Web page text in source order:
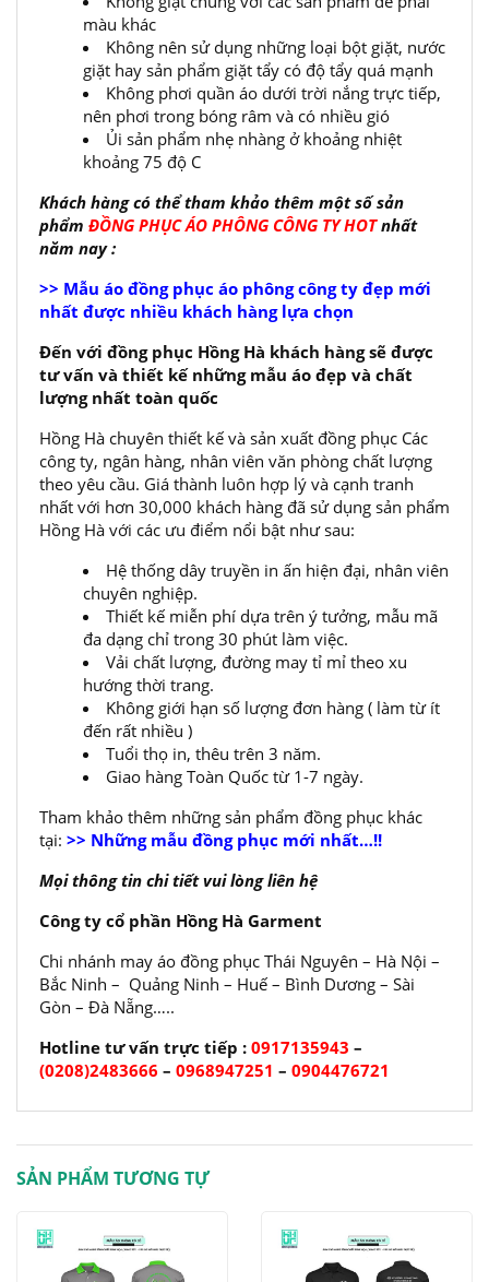
màu khác
Không nên sử dụng những loại bột giặt, nước
giặt hay sản phẩm giặt tẩy có độ tẩy quá mạnh
Không phơi quần áo dưới trời nắng trực tiếp,
nên phơi trong bóng râm và có nhiều gió
Ủi sản phẩm nhẹ nhàng ở khoảng nhiệt
khoảng 75 độ C
Khách hàng có thể tham khảo thêm một số sản
phẩm ĐỒNG PHỤC ÁO PHÔNG CÔNG TY HOTnhất
năm nay :
>> Mẫu áo đồng phục áo phông công ty đẹp mới
nhất được nhiều khách hàng lựa chọn
Đến với đồng phục Hồng Hà khách hàng sẽ được
tư vấn và thiết kế những mẫu áo đẹp và chất
lượng nhất toàn quốc
Hồng Hà chuyên thiết kế và sản xuất đồng phục Các
công ty, ngân hàng, nhân viên văn phòng chất lượng
theo yêu cầu. Giá thành luôn hợp lý và cạnh tranh
nhất với hơn 30,000 khách hàng đã sử dụng sản phẩm
Hồng Hà với các ưu điểm nổi bật như sau:
Hệ thống dây truyền in ấn hiện đại, nhân viên
chuyên nghiệp.
Thiết kế miễn phí dựa trên ý tưởng, mẫu mã
đa dạng chỉ trong 30 phút làm việc.
Vải chất lượng, đường may tỉ mỉ theo xu
hướng thời trang.
Không giới hạn số lượng đơn hàng ( làm từ ít
đến rất nhiều )
Tuổi thọ in, thêu trên 3 năm.
Giao hàng Toàn Quốc từ 1-7 ngày.
Tham khảo thêm những sản phẩm đồng phục khác
tại: >> Những mẫu đồng phục mới nhất…!!
Mọi thông tin chi tiết vui lòng liên hệ
Công ty cổ phần Hồng Hà Garment
Chi nhánh may áo đồng phục Thái Nguyên – Hà Nội –
Bắc Ninh – Quảng Ninh – Huế – Bình Dương – Sài
Gòn – Đà Nẵng…..
Hotline tư vấn trực tiếp : 0917135943 –
(0208)2483666 – 0968947251 – 0904476721
SẢN PHẨM TƯƠNG TỰ